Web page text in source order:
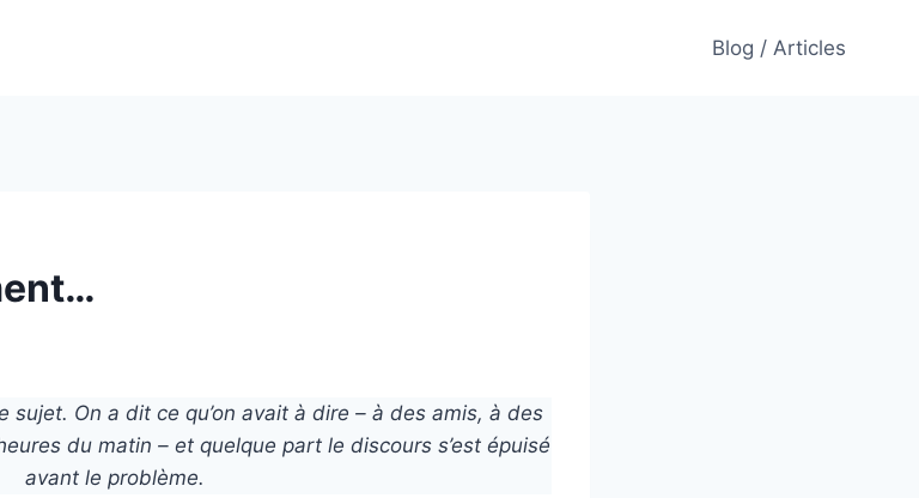
Blog / Articles
sujet. On a dit ce qu’on avait à dire – à des amis, à des
du matin – et quelque part le discours s’est épuisé
avant le problème.